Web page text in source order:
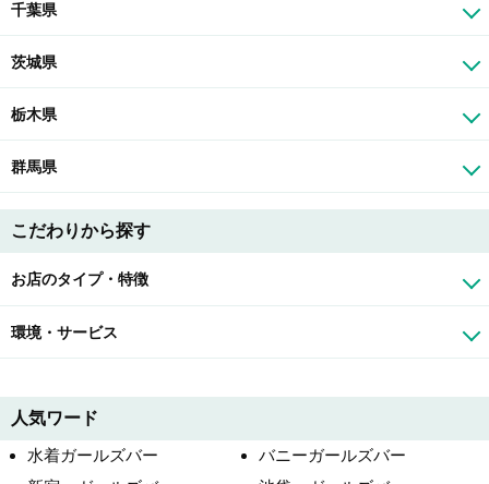
千葉県
茨城県
栃木県
群馬県
こだわりから探す
お店のタイプ・特徴
環境・サービス
人気ワード
水着ガールズバー
バニーガールズバー